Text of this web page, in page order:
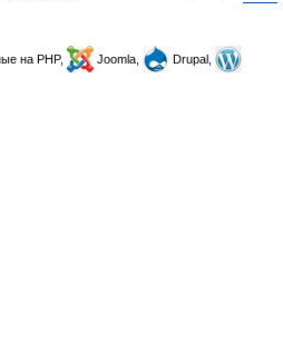
на PHP, Joomla,
Drupal,